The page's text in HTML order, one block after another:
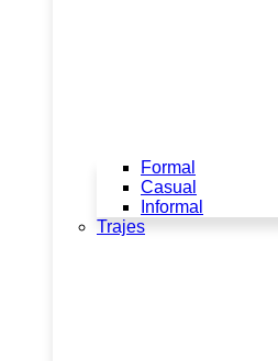
Formal
Casual
Informal
Trajes